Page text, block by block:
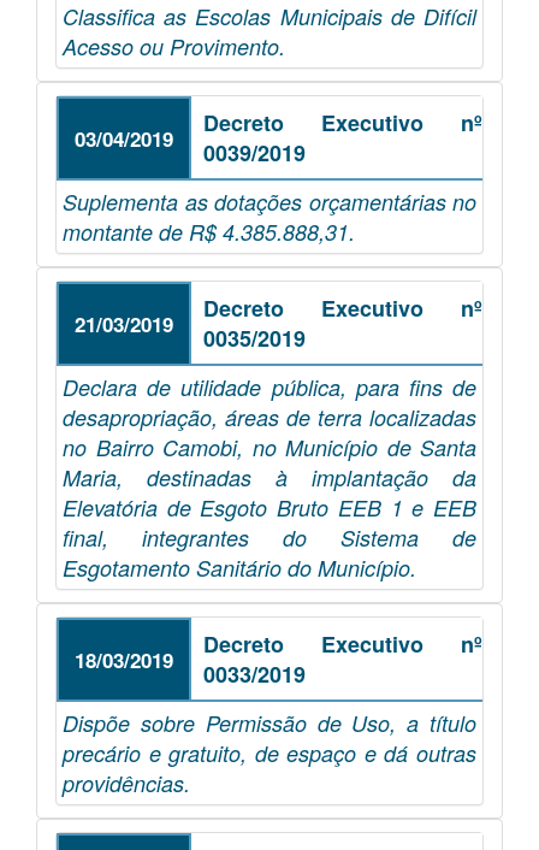
Classifica as Escolas Municipais de Difícil
Acesso ou Provimento.
03/04/2019
Decreto Executivo nº
0039/2019
Suplementa as dotações orçamentárias no
montante de R$ 4.385.888,31.
21/03/2019
Decreto Executivo nº
0035/2019
Declara de utilidade pública, para fins de
desapropriação, áreas de terra localizadas
no Bairro Camobi, no Município de Santa
Maria, destinadas à implantação da
Elevatória de Esgoto Bruto EEB 1 e EEB
final, integrantes do Sistema de
Esgotamento Sanitário do Município.
18/03/2019
Decreto Executivo nº
0033/2019
Dispõe sobre Permissão de Uso, a título
precário e gratuito, de espaço e dá outras
providências.